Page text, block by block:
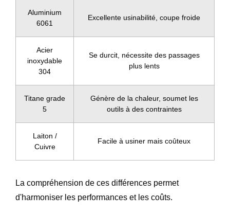
Aluminium
6061
Excellente usinabilité, coupe froide
Acier
inoxydable
304
Se durcit, nécessite des passages
plus lents
Titane grade
5
Génère de la chaleur, soumet les
outils à des contraintes
Laiton /
Cuivre
Facile à usiner mais coûteux
La compréhension de ces différences permet
d'harmoniser les performances et les coûts.